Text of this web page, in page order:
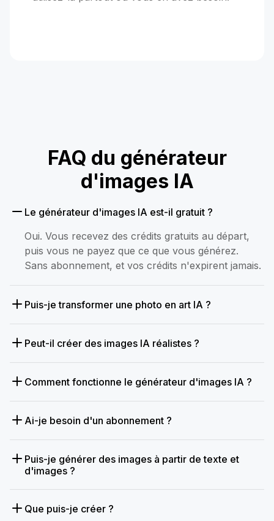
FAQ du générateur
d'images IA
Le générateur d'images IA est-il gratuit ?
Oui. Vous recevez des crédits gratuits au départ,
puis vous ne payez que ce que vous générez.
Sans abonnement, et vos crédits n'expirent jamais.
Puis-je transformer une photo en art IA ?
Peut-il créer des images IA réalistes ?
Comment fonctionne le générateur d'images IA ?
Ai-je besoin d'un abonnement ?
Puis-je générer des images à partir de texte et
d'images ?
Que puis-je créer ?